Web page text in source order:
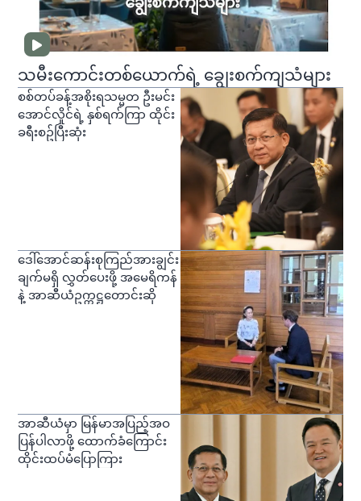
သမီးကောင်းတစ်ယောက်ရဲ့ ချွေးစက်ကျသံများ
စစ်တပ်ခန့်အစိုးရသမ္မတ ဦးမင်း
အောင်လှိုင်ရဲ့ နှစ်ရက်ကြာ ထိုင်း
ခရီးစဥ်ပြီးဆုံး
ဒေါ်အောင်ဆန်းစုကြည်အားချွင်း
ချက်မရှိ လွှတ်ပေးဖို့ အမေရိကန်
နဲ့ အာဆီယံဥက္ကဋ္ဌတောင်းဆို
အာဆီယံမှာ မြန်မာအပြည့်အဝ
ပြန်ပါလာဖို့ ထောက်ခံကြောင်း
ထိုင်းထပ်မံပြောကြား